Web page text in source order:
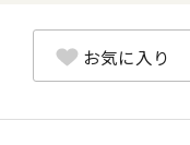
お気に入り